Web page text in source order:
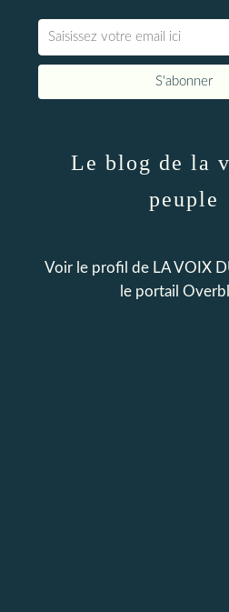
Le blog de la
peuple
Voir le profil de LA VOIX
le portail